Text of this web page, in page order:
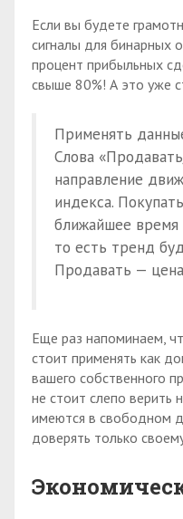
Если вы будете
сигналы для бинарных
процент прибыльных
свыше 80%! А это уже
Применять
Слова
направление
индекса.
ближайшее время
то есть тренд
Продавать —
Еще раз напоминаем,
стоит применять как
вашего собственного
не стоит слепо верить
имеются в свободном
доверять только